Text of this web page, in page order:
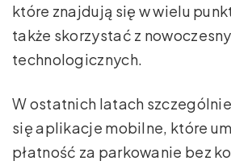
które znajdują się w wielu
także skorzystać z
technologicznych.
W ostatnich latach
się aplikacje mobilne, które
płatność za parkowanie bez